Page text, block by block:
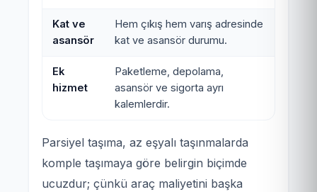
Kat ve
asansör
Hem çıkış hem varış adresinde
kat ve asansör durumu.
Ek
hizmet
Paketleme, depolama,
asansör ve sigorta ayrı
kalemlerdir.
Parsiyel taşıma, az eşyalı taşınmalarda
komple taşımaya göre belirgin biçimde
ucuzdur; çünkü araç maliyetini başka